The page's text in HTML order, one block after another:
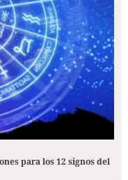
para los 12 signos del